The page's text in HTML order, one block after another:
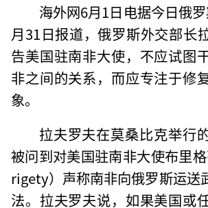
海外网6月1日电据今日俄
月31日报道，俄罗斯外交部长
告美国驻南非大使，不应试图
非之间的关系，而应专注于修
象。
拉夫罗夫在莫桑比克举行
被问到对美国驻南非大使布里
rigety）声称南非向俄罗斯运送
法。拉夫罗夫说，如果美国或